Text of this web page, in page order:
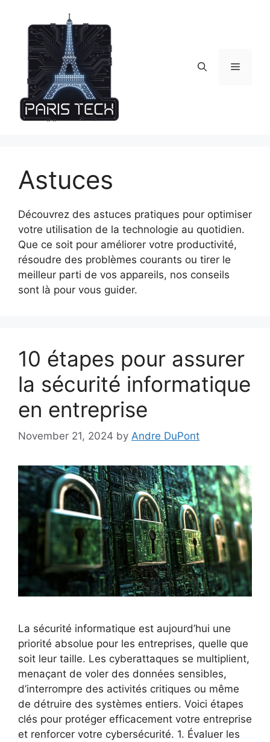
content
Menu
Astuces
Découvrez des astuces pratiques pour optimiser
votre utilisation de la technologie au quotidien.
Que ce soit pour améliorer votre productivité,
résoudre des problèmes courants ou tirer le
meilleur parti de vos appareils, nos conseils
sont là pour vous guider.
10 étapes pour assurer
la sécurité informatique
en entreprise
November 21, 2024 by Andre DuPont
La sécurité informatique est aujourd’hui une
priorité absolue pour les entreprises, quelle que
soit leur taille. Les cyberattaques se multiplient,
menaçant de voler des données sensibles,
d’interrompre des activités critiques ou même
de détruire des systèmes entiers. Voici étapes
clés pour protéger efficacement votre entreprise
et renforcer votre cybersécurité. 1. Évaluer les